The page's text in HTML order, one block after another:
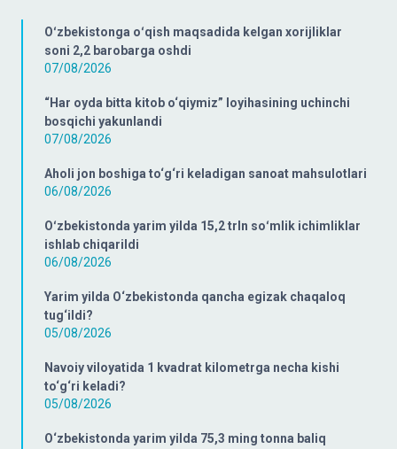
Oʻzbekistonga oʻqish maqsadida kelgan xorijliklar
soni 2,2 barobarga oshdi
07/08/2026
“Har oyda bitta kitob o‘qiymiz” loyihasining uchinchi
bosqichi yakunlandi
07/08/2026
Aholi jon boshiga to‘g‘ri keladigan sanoat mahsulotlari
06/08/2026
Oʻzbekistonda yarim yilda 15,2 trln soʻmlik ichimliklar
ishlab chiqarildi
06/08/2026
Yarim yilda O‘zbekistonda qancha egizak chaqaloq
tug‘ildi?
05/08/2026
Navoiy viloyatida 1 kvadrat kilometrga necha kishi
to‘g‘ri keladi?
05/08/2026
O‘zbekistonda yarim yilda 75,3 ming tonna baliq